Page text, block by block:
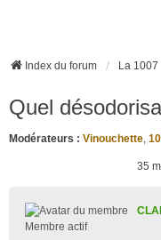
Index du forum La 1007
Quel
Modérateurs : Vinouchette,
35
Membre actif